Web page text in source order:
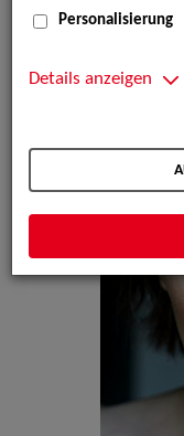
Personalisierung
Details anzeigen